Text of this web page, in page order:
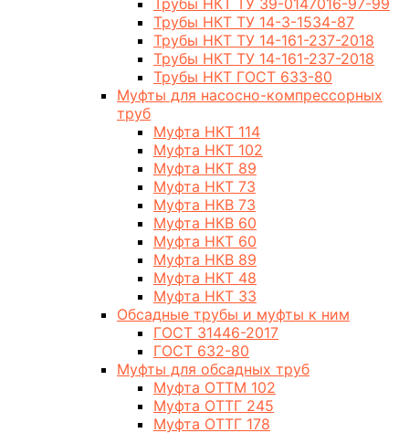
Трубы НКТ ТУ 39-0147016-97-99
Трубы НКТ ТУ 14-3-1534-87
Трубы НКТ ТУ 14-161-237-2018
Трубы НКТ ТУ 14-161-237-2018
Трубы НКТ ГОСТ 633-80
Муфты для насосно-компрессорных
труб
Муфта НКТ 114
Муфта НКТ 102
Муфта НКТ 89
Муфта НКТ 73
Муфта НКВ 73
Муфта НКВ 60
Муфта НКТ 60
Муфта НКВ 89
Муфта НКТ 48
Муфта НКТ 33
Обсадные трубы и муфты к ним
ГОСТ 31446-2017
ГОСТ 632-80
Муфты для обсадных труб
Муфта ОТТМ 102
Муфта ОТТГ 245
Муфта ОТТГ 178